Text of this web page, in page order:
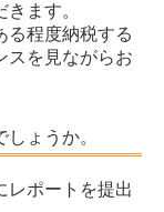
ます。
る程度納税する
スを見ながらお
ょうか。
レポートを提出